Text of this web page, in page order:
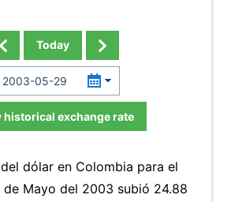
Today
historical exchange rate
dólar en Colombia para el
Mayo del 2003 subió 24.88